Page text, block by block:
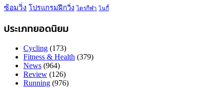
ซ้อมวิ่ง โปรแกรมฝึกวิ่ง ไตรกีฬา ไนกี้
ประเภทยอดนิยม
Cycling (173)
Fitness & Health (379)
News (964)
Review (126)
Running (976)